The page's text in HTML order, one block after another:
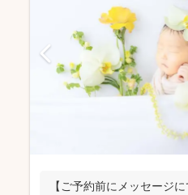
【ご予約前にメッセージ